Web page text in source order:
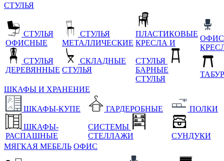
СТУЛЬЯ
СТУЛЬЯ
ОФИСНЫЕ
СТУЛЬЯ
ДЕРЕВЯННЫЕ
СТУЛЬЯ
МЕТАЛЛИЧЕСКИЕ
СКЛАДНЫЕ
СТУЛЬЯ
ПЛАСТИКОВЫЕ
КРЕСЛА И
СТУЛЬЯ
БАРНЫЕ
СТУЛЬЯ
ШКАФЫ И ХРАНЕНИЕ
ШКАФЫ-КУПЕ
ШКАФЫ-
РАСПАШНЫЕ
ГАРДЕРОБНЫЕ
СИСТЕМЫ
СТЕЛЛАЖИ
ПОЛКИ
СУНДУКИ
МЯГКАЯ МЕБЕЛЬ ОФИС